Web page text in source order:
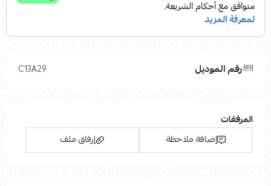
رقم الموديل C13A29
المرفقات
إضافة ملاحظة
إرفاق ملف